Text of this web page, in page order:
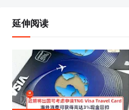
延伸阅读